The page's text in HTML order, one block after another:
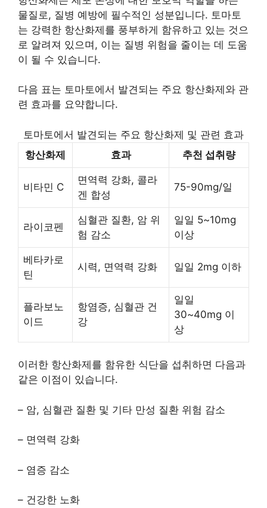
물질로, 질병 예방에 필수적인 성분입니다. 토마토
는 강력한 항산화제를 풍부하게 함유하고 있는 것으
로 알려져 있으며, 이는 질병 위험을 줄이는 데 도움
이 될 수 있습니다.
다음 표는 토마토에서 발견되는 주요 항산화제와 관
련 효과를 요약합니다.
토마토에서 발견되는 주요 항산화제 및 관련 효과
항산화제
효과 추천 섭취량
비타민 C
면역력 강화, 콜라
겐 합성
75-90mg/일
라이코펜
심혈관 질환, 암 위
험 감소
일일 5~10mg
이상
베타카로
틴
시력, 면역력 강화 일일 2mg 이하
플라보노
이드
항염증, 심혈관 건
강
일일
30~40mg 이
상
이러한 항산화제를 함유한 식단을 섭취하면 다음과
같은 이점이 있습니다.
– 암, 심혈관 질환 및 기타 만성 질환 위험 감소
– 면역력 강화
– 염증 감소
– 건강한 노화